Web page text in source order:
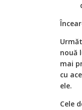
nouă
mai
cu
ele.
Cele